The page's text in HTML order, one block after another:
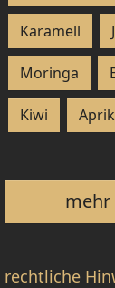
Karamell
Moringa
Kiwi
mehr
rechtliche